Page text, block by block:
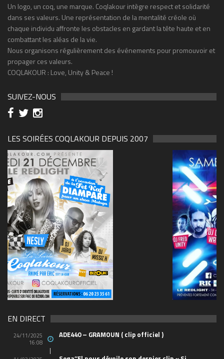
Un logo, un coq, une marque. Coqlakour intègre respect et solidarité
dans ses valeurs. Une représentation de la mentalité créole où
chaque individu affronte les obstacles en gardant la tête haute et en
combattant les aléas de la vie.
Nous organisons régulièrement des événements pour promouvoir et
propager ces valeurs.
COQLAKOUR : Love, Unity & Peace !
SUIVEZ-NOUS
LES SOIRÉES COQLAKOUR DEPUIS 2007
(1)
EN DIRECT
24/11/2025
16:08
ADE440 – GRAMOUN ( clip officiel )